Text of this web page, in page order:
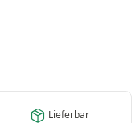
Lieferbar